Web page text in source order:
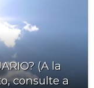
(A la
consulte a